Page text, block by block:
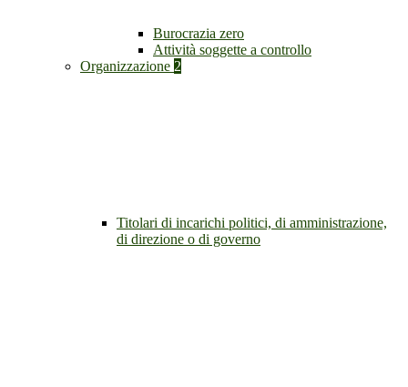
Burocrazia zero
Attività soggette a controllo
Organizzazione 2
Titolari di incarichi politici, di amministrazione,
di direzione o di governo